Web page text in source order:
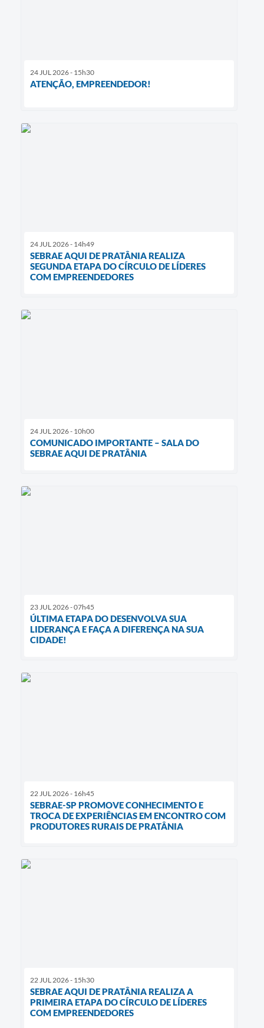
24 JUL 2026 - 15h30
ATENÇÃO, EMPREENDEDOR!
24 JUL 2026 - 14h49
SEBRAE AQUI DE PRATÂNIA REALIZA
SEGUNDA ETAPA DO CÍRCULO DE LÍDERES
COM EMPREENDEDORES
24 JUL 2026 - 10h00
COMUNICADO IMPORTANTE – SALA DO
SEBRAE AQUI DE PRATÂNIA
23 JUL 2026 - 07h45
ÚLTIMA ETAPA DO DESENVOLVA SUA
LIDERANÇA E FAÇA A DIFERENÇA NA SUA
CIDADE!
22 JUL 2026 - 16h45
SEBRAE-SP PROMOVE CONHECIMENTO E
TROCA DE EXPERIÊNCIAS EM ENCONTRO COM
PRODUTORES RURAIS DE PRATÂNIA
22 JUL 2026 - 15h30
SEBRAE AQUI DE PRATÂNIA REALIZA A
PRIMEIRA ETAPA DO CÍRCULO DE LÍDERES
COM EMPREENDEDORES